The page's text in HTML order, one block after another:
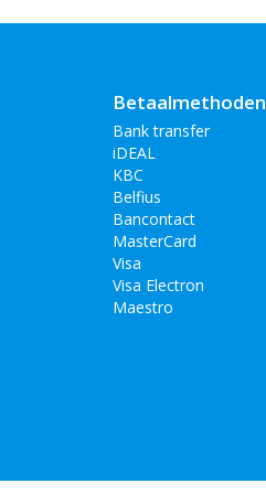
Betaalmethoden
Bank transfer
iDEAL
KBC
Belfius
Bancontact
MasterCard
Visa
Visa Electron
Maestro